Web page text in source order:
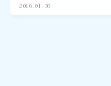
2016.01.30